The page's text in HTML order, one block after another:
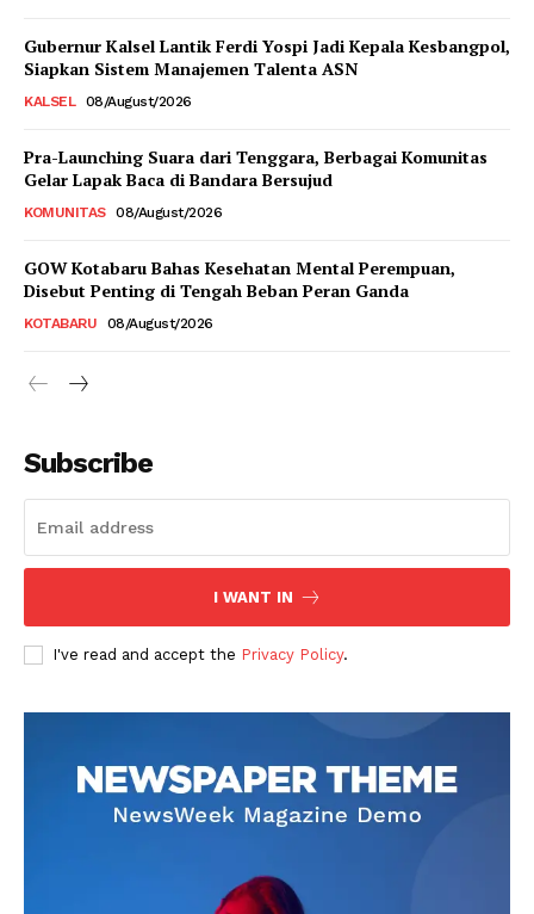
Gubernur Kalsel Lantik Ferdi Yospi Jadi Kepala Kesbangpol,
Siapkan Sistem Manajemen Talenta ASN
KALSEL 08/August/2026
Pra-Launching Suara dari Tenggara, Berbagai Komunitas
Gelar Lapak Baca di Bandara Bersujud
KOMUNITAS 08/August/2026
GOW Kotabaru Bahas Kesehatan Mental Perempuan,
Disebut Penting di Tengah Beban Peran Ganda
KOTABARU 08/August/2026
Subscribe
I WANT IN
I've read and accept the Privacy Policy.